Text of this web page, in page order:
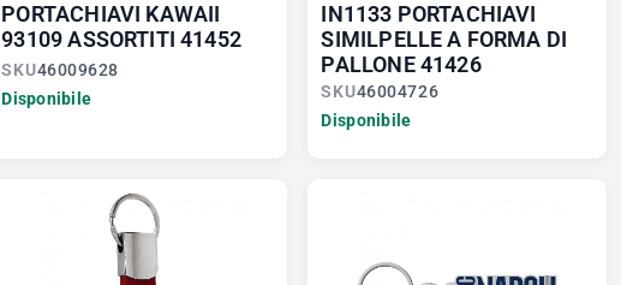
PORTACHIAVI KAWAII
93109 ASSORTITI 41452
SKU46009628
Disponibile
IN1133 PORTACHIAVI
SIMILPELLE A FORMA DI
PALLONE 41426
SKU46004726
Disponibile